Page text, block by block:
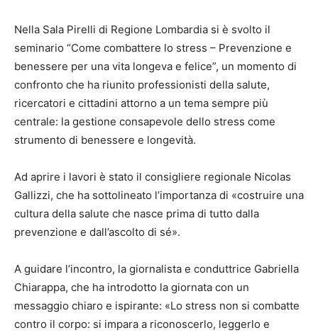
Nella Sala Pirelli di Regione Lombardia si è svolto il
seminario “Come combattere lo stress – Prevenzione e
benessere per una vita longeva e felice”, un momento di
confronto che ha riunito professionisti della salute,
ricercatori e cittadini attorno a un tema sempre più
centrale: la gestione consapevole dello stress come
strumento di benessere e longevità.
Ad aprire i lavori è stato il consigliere regionale Nicolas
Gallizzi, che ha sottolineato l’importanza di «costruire una
cultura della salute che nasce prima di tutto dalla
prevenzione e dall’ascolto di sé».
A guidare l’incontro, la giornalista e conduttrice Gabriella
Chiarappa, che ha introdotto la giornata con un
messaggio chiaro e ispirante: «Lo stress non si combatte
contro il corpo: si impara a riconoscerlo, leggerlo e